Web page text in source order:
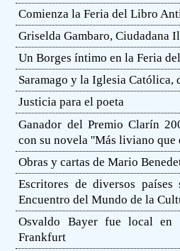
Comienza la Feria del Libro
Griselda Gambaro, Ciudadana
Un Borges íntimo en la Feria
Saramago y la Iglesia Católica,
Justicia para el poeta
Ganador del Premio Clarín
con su novela ''Más liviano que
Obras y cartas de Mario
Escritores de diversos
Encuentro del Mundo de la
Osvaldo Bayer fue local
Frankfurt